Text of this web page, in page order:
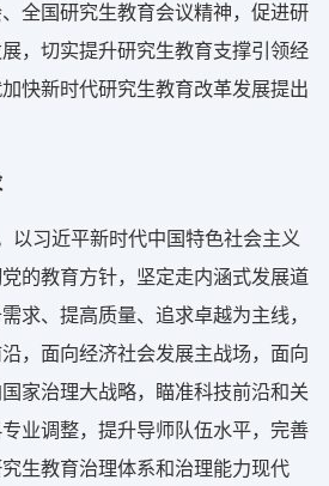
全国研究生教育会议精神，促进研
，切实提升研究生教育支撑引领经
快新时代研究生教育改革发展提出
以习近平新时代中国特色社会主义
的教育方针，坚定走内涵式发展道
求、提高质量、追求卓越为主线，
，面向经济社会发展主战场，面向
家治理大战略，瞄准科技前沿和关
业调整，提升导师队伍水平，完善
生教育治理体系和治理能力现代